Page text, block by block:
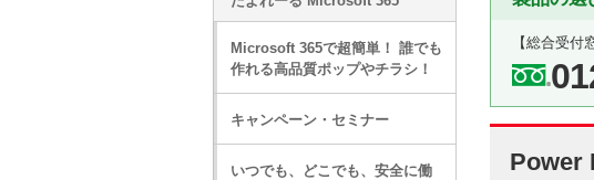
【総合受
Power
Microsoft 365で超簡単！ 誰でも
作れる高品質ポップやチラシ！
キャンペーン・セミナー
いつでも、どこでも、安全に働